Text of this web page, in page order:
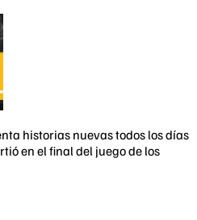
historias nuevas todos los días
en el final del juego de los